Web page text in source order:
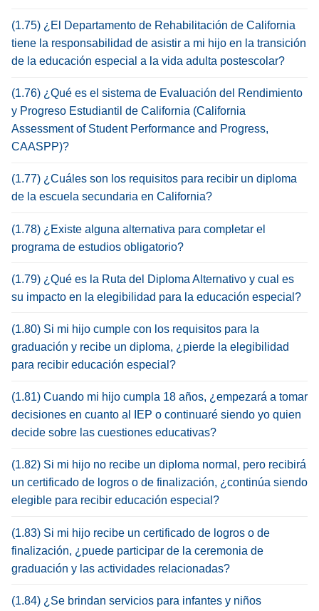
(1.75) ¿El Departamento de Rehabilitación de California
tiene la responsabilidad de asistir a mi hijo en la transición
de la educación especial a la vida adulta postescolar?
(1.76) ¿Qué es el sistema de Evaluación del Rendimiento
y Progreso Estudiantil de California (California
Assessment of Student Performance and Progress,
CAASPP)?
(1.77) ¿Cuáles son los requisitos para recibir un diploma
de la escuela secundaria en California?
(1.78) ¿Existe alguna alternativa para completar el
programa de estudios obligatorio?
(1.79) ¿Qué es la Ruta del Diploma Alternativo y cual es
su impacto en la elegibilidad para la educación especial?
(1.80) Si mi hijo cumple con los requisitos para la
graduación y recibe un diploma, ¿pierde la elegibilidad
para recibir educación especial?
(1.81) Cuando mi hijo cumpla 18 años, ¿empezará a tomar
decisiones en cuanto al IEP o continuaré siendo yo quien
decide sobre las cuestiones educativas?
(1.82) Si mi hijo no recibe un diploma normal, pero recibirá
un certificado de logros o de finalización, ¿continúa siendo
elegible para recibir educación especial?
(1.83) Si mi hijo recibe un certificado de logros o de
finalización, ¿puede participar de la ceremonia de
graduación y las actividades relacionadas?
(1.84) ¿Se brindan servicios para infantes y niños